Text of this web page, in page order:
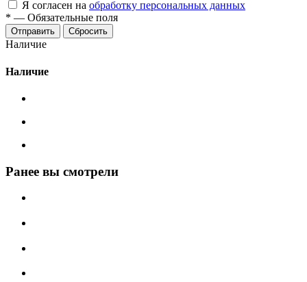
Я согласен на обработку персональных данных
* — Обязательные поля
Сбросить
Наличие
Наличие
Ранее вы смотрели